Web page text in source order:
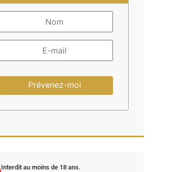
Prévenez-moi
Interdit au moins de 18 ans.